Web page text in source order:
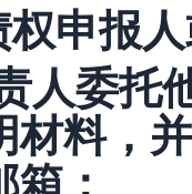
权申报
人委托
材料，
：